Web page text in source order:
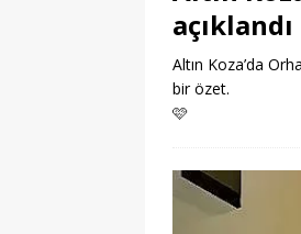
açıklandı
Altın Koza’da
bir özet.
🩷